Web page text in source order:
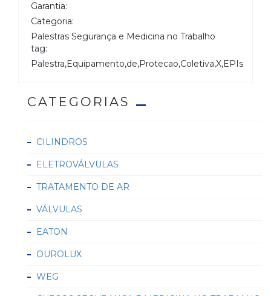
Garantia:
Categoria:
Palestras Segurança e Medicina no Trabalho
tag:
Palestra,Equipamento,de,Protecao,Coletiva,X,EPIs
CATEGORIAS
CILINDROS
ELETROVÁLVULAS
TRATAMENTO DE AR
VÁLVULAS
EATON
OUROLUX
WEG